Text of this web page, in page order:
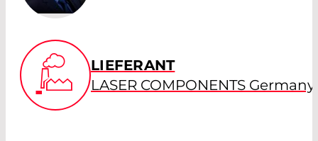
LIEFERANT
LASER COMPONENTS